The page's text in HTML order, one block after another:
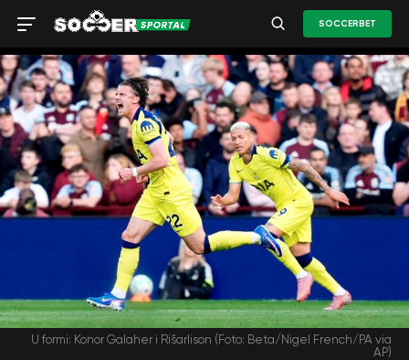
SOCCERBET
U formi: Konor Galaher i Rišarlison (Foto: Beta/Nigel French/PA via
AP)